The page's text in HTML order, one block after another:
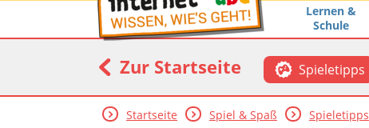
Lernen &
Schule
Zur Startseite Spieletipps
Startseite Spiel & Spaß Spieletipps